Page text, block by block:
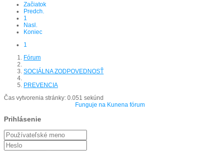
Začiatok
Predch.
1
Nasl.
Koniec
1
Fórum
SOCIÁLNA ZODPOVEDNOSŤ
PREVENCIA
Čas vytvorenia stránky: 0.051 sekúnd
Funguje na Kunena fórum
Prihlásenie